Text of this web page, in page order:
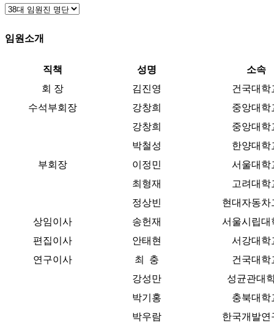
임원소개
직책 성명
소속
회 장
김진영
건국대학
수석부회장
강창희 중앙대학
부회장
강창희
중앙대학
박철성
한양대학
이정민
서울대학
최형재
고려대학
정상빈
현대자동차
상임이사
송헌재
서울시립대
편집이사
안태현
서강대학
연구이사
최 충 건국대학
강성만
성균관대
박기홍
충북대학
박우람
한국개발연